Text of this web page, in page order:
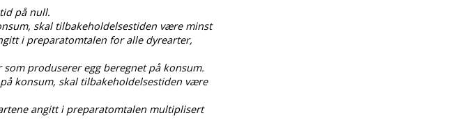
på null.
skal tilbakeholdelsestiden være minst
i preparatomtalen for alle dyrearter,
produserer egg beregnet på konsum.
konsum, skal tilbakeholdelsestiden være
angitt i preparatomtalen multiplisert